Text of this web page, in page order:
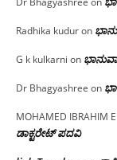
Radhika kuduron
G k kulkarni on
Dr Bhagyashree on
MOHAMED IBRAHIM
ಡಾಕ್ಟರೇಟ್ ಪದವಿ